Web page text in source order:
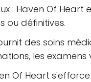
: Haven Of Heart
ou définitives.
des soins
les examens
Of Heart